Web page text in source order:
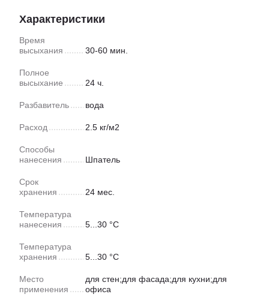
Характеристики
Время
высыхания
30-60 мин.
Полное
высыхание
24 ч.
Разбавитель вода
Расход 2.5 кг/м2
Способы
нанесения
Шпатель
Срок
хранения
24 мес.
Температура
нанесения
5...30 °C
Температура
хранения
5...30 °C
Место
применения
для стен;для фасада;для кухни;для
офиса